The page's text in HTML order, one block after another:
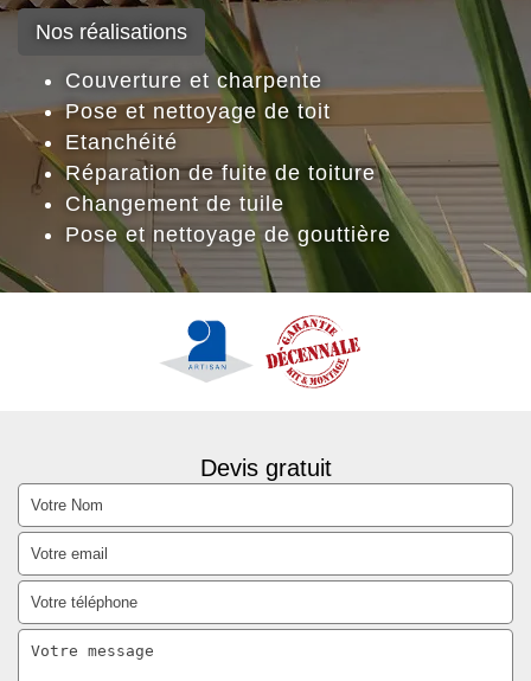
Nos réalisations
Couverture et charpente
Pose et nettoyage de toit
Etanchéité
Réparation de fuite de toiture
Changement de tuile
Pose et nettoyage de gouttière
Devis gratuit